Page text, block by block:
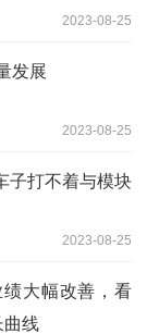
2023-08-25
发展
2023-08-25
子打不着与模块
2023-08-25
大幅改善，看
曲线